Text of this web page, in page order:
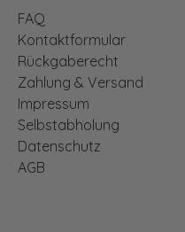
FAQ
Kontaktformular
Rückgaberecht
Zahlung & Versand
Impressum
Selbstabholung
Datenschutz
AGB